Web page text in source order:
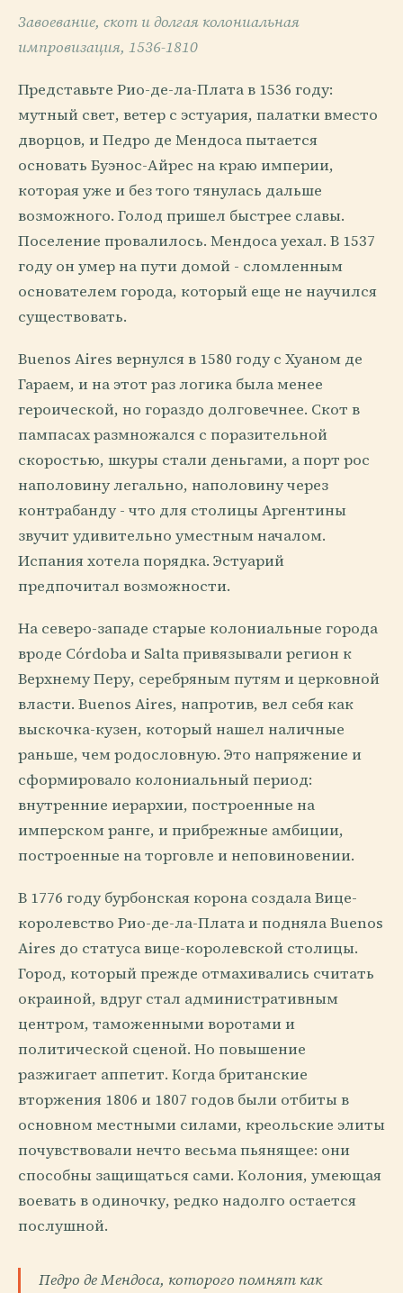
Завоевание, скот и долгая колониальная
импровизация, 1536-1810
Представьте Рио-де-ла-Плата в 1536 году:
мутный свет, ветер с эстуария, палатки вместо
дворцов, и Педро де Мендоса пытается
основать Буэнос-Айрес на краю империи,
которая уже и без того тянулась дальше
возможного. Голод пришел быстрее славы.
Поселение провалилось. Мендоса уехал. В 1537
году он умер на пути домой - сломленным
основателем города, который еще не научился
существовать.
Buenos Aires вернулся в 1580 году с Хуаном де
Гараем, и на этот раз логика была менее
героической, но гораздо долговечнее. Скот в
пампасах размножался с поразительной
скоростью, шкуры стали деньгами, а порт рос
наполовину легально, наполовину через
контрабанду - что для столицы Аргентины
звучит удивительно уместным началом.
Испания хотела порядка. Эстуарий
предпочитал возможности.
На северо-западе старые колониальные города
вроде Córdoba и Salta привязывали регион к
Верхнему Перу, серебряным путям и церковной
власти. Buenos Aires, напротив, вел себя как
выскочка-кузен, который нашел наличные
раньше, чем родословную. Это напряжение и
сформировало колониальный период:
внутренние иерархии, построенные на
имперском ранге, и прибрежные амбиции,
построенные на торговле и неповиновении.
В 1776 году бурбонская корона создала Вице-
королевство Рио-де-ла-Плата и подняла Buenos
Aires до статуса вице-королевской столицы.
Город, который прежде отмахивались считать
окраиной, вдруг стал административным
центром, таможенными воротами и
политической сценой. Но повышение
разжигает аппетит. Когда британские
вторжения 1806 и 1807 годов были отбиты в
основном местными силами, креольские элиты
почувствовали нечто весьма пьянящее: они
способны защищаться сами. Колония, умеющая
воевать в одиночку, редко надолго остается
послушной.
Педро де Мендоса, которого помнят как